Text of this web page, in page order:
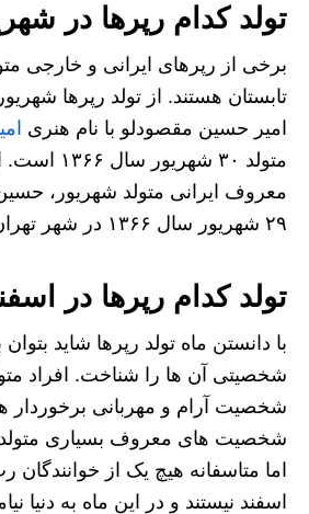
تولد کدام رپرها در
برخی از رپرهای ایرانی و خارجی
تابستان هستند. از تولد رپرها
امیر حسین مقصودلو با نام هنری
متولد ۳۰
معروف ایرانی متولد شهریور،
۲۹ شهریور سال ۱۳۶۶ در شهر تهران به دنیا آمده است.
تولد کدام رپرها در
با دانستن ماه تولد رپرها شاید
شخصیتی آن ها را شناخت. افراد
شخصیت آرام و مهربانی برخوردار
شخصیت های معروف بسیاری متولد
اما متاسفانه هیچ یک از خوانندگان
اسفند نیستند و در این ماه به دنیا